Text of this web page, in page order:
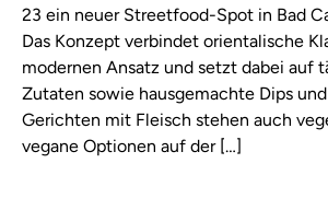
23 ein neuer Streetfood-Spot in Bad
Das Konzept verbindet orientalische
modernen Ansatz und setzt dabei auf
Zutaten sowie hausgemachte Dips
Gerichten mit Fleisch stehen auch
vegane Optionen auf der […]